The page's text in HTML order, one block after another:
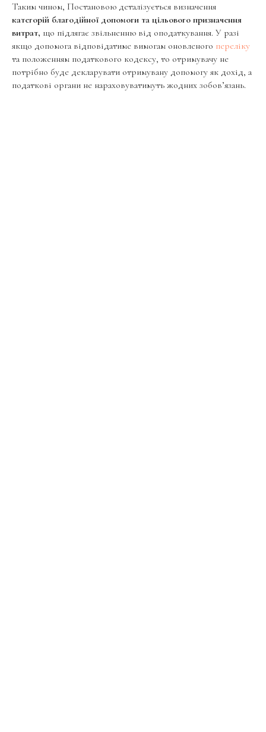
Таким чином, Постановою деталізується визначення
категорій благодійної допомоги та цільового призначення
витрат, що підлягає звільненню від оподаткування. У разі
якщо допомога відповідатиме вимогам оновленого переліку
та положенням податкового кодексу, то отримувачу не
потрібно буде декларувати отримувану допомогу як дохід, а
податкові органи не нараховуватимуть жодних зобов’язань.